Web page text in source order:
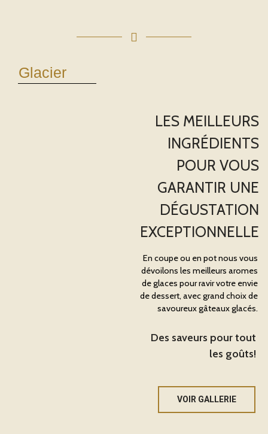
Glacier
LES MEILLEURS
INGRÉDIENTS
POUR VOUS
GARANTIR UNE
DÉGUSTATION
EXCEPTIONNELLE
En coupe ou en pot nous vous
dévoilons les meilleurs aromes
de glaces pour ravir votre envie
de dessert, avec grand choix de
savoureux gâteaux glacés.
Des saveurs pour tout
les goûts!
VOIR GALLERIE